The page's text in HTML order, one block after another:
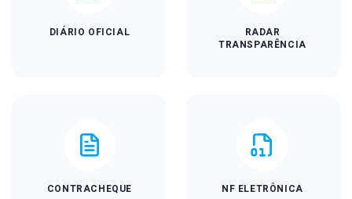
DIÁRIO OFICIAL
RADAR
TRANSPARÊNCIA
CONTRACHEQUE NF ELETRÔNICA